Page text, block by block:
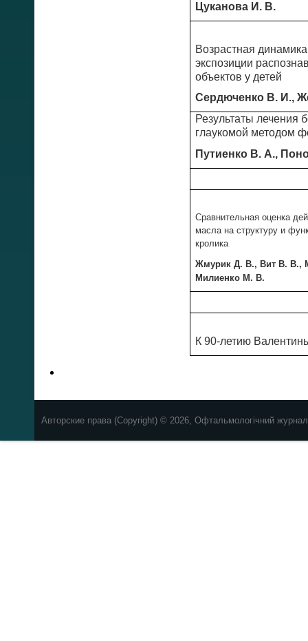
Цуканова И. В.
Возрастная
экспозиции
объектов у детей
Сердюченко В. И.,
Результаты лечения
глаукомой методом
Путиенко В. А.,
Сравнительная оценка
масла на структуру и
кролика
Жмурик Д. В., Вит В. В.,
Милиенко М. В.
К 90-летию
Авторские права (Copyright) © 2026, Офтальмологічний